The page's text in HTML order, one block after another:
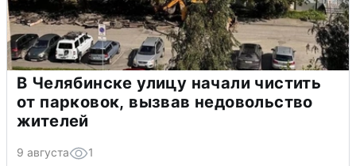
В Челябинске улицу начали чистить
от парковок, вызвав недовольство
жителей
9 августа 1